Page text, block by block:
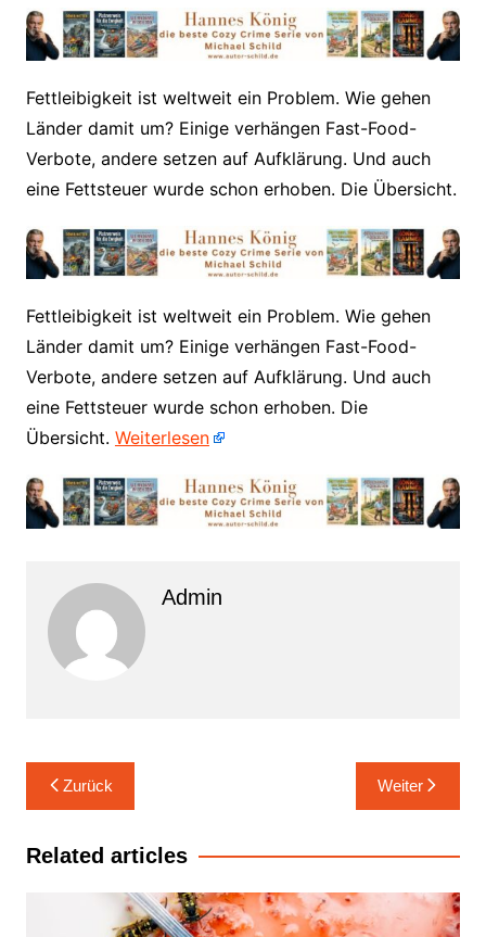
Fettleibigkeit ist weltweit ein Problem. Wie gehen
Länder damit um? Einige verhängen Fast-Food-
Verbote, andere setzen auf Aufklärung. Und auch
eine Fettsteuer wurde schon erhoben. Die Übersicht.
​Fettleibigkeit ist weltweit ein Problem. Wie gehen
Länder damit um? Einige verhängen Fast-Food-
Verbote, andere setzen auf Aufklärung. Und auch
eine Fettsteuer wurde schon erhoben. Die
Übersicht. Weiterlesen
Admin
Beitrags-
Navigation
Zurück Weiter
Related articles